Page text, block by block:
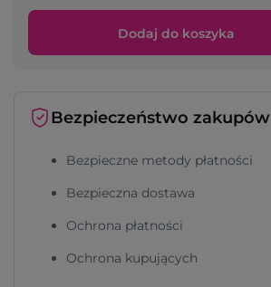
Dodaj do koszyka
Bezpieczeństwo zakupów
Bezpieczne metody płatności
Bezpieczna dostawa
Ochrona płatności
Ochrona kupujących